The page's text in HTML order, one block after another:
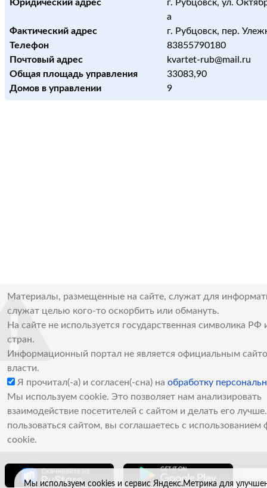
Юридический адрес
г. Рубцовск, ул.
а
Фактический адрес
г. Рубцовск, пер.
Телефон
83855790180
Почтовый адрес
kvartet-rub@mail.ru
Общая площадь управления
33083,90
Домов в управлении
9
Материалы, размещенные на сайте, служат для
служат целью кого-то оскорбить или обмануть.
На сайте не используется государственная символика РФ
стран.
Информационный портал не является официальным
власти.
Я прочитал(-а) и согласен(-сна) на обработку
Мы используем cookie. Это позволяет нам анализировать
взаимодействие посетителей с сайтом и делать его
пользоваться сайтом, вы соглашаетесь с использованием
cookie.
Мы используем cookies и сервис Яндекс.Метрика для